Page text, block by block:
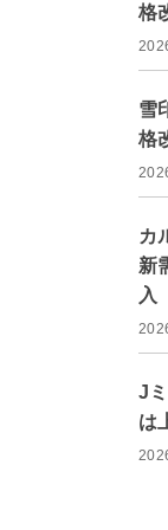
格
雪
格
カ
新
入
J
は